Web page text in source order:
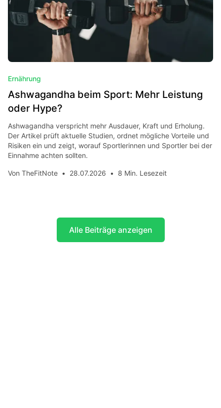
Ernährung
Ashwagandha beim Sport: Mehr Leistung
oder Hype?
Ashwagandha verspricht mehr Ausdauer, Kraft und Erholung.
Der Artikel prüft aktuelle Studien, ordnet mögliche Vorteile und
Risiken ein und zeigt, worauf Sportlerinnen und Sportler bei der
Einnahme achten sollten.
Von TheFitNote • 28.07.2026 • 8 Min. Lesezeit
Alle Beiträge anzeigen